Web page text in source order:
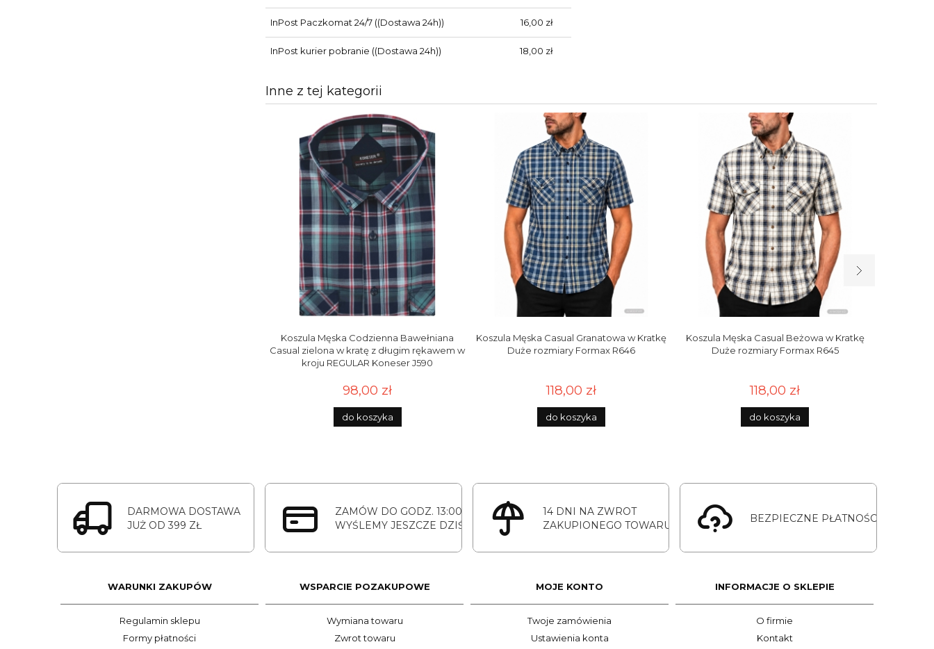
InPost Paczkomat 24/7((Dostawa 24h)) 16,00 zł
InPost kurier pobranie ((Dostawa 24h)) 18,00 zł
Inne z tej kategorii
Koszula Męska Codzienna Bawełniana
Casual zielona w kratę z długim rękawem w
kroju REGULAR Koneser J590
98,00 zł
do koszyka
Koszula Męska Casual Granatowa w Kratkę
Duże rozmiary Formax R646
118,00 zł
do koszyka
Koszula Męska Casual Beżowa w Kratkę
Duże rozmiary Formax R645
118,00 zł
do koszyka
DARMOWA DOSTAWA
JUŻ OD 399 ZŁ
ZAMÓW DO GODZ. 13:00
WYŚLEMY JESZCZE DZIŚ
14 DNI NA ZWROT
ZAKUPIONEGO TOWARU
BEZPIECZNE PŁATNOŚCI
WARUNKI ZAKUPÓW
Regulamin sklepu
Formy płatności
WSPARCIE POZAKUPOWE
Wymiana towaru
Zwrot towaru
MOJE KONTO
Twoje zamówienia
Ustawienia konta
INFORMACJE O SKLEPIE
O firmie
Kontakt